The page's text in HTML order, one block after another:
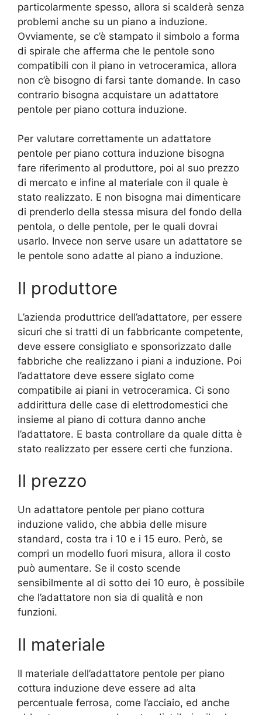
particolarmente spesso, allora si scalderà senza
problemi anche su un piano a induzione.
Ovviamente, se c’è stampato il simbolo a forma
di spirale che afferma che le pentole sono
compatibili con il piano in vetroceramica, allora
non c’è bisogno di farsi tante domande. In caso
contrario bisogna acquistare un adattatore
pentole per piano cottura induzione.
Per valutare correttamente un adattatore
pentole per piano cottura induzione bisogna
fare riferimento al produttore, poi al suo prezzo
di mercato e infine al materiale con il quale è
stato realizzato. E non bisogna mai dimenticare
di prenderlo della stessa misura del fondo della
pentola, o delle pentole, per le quali dovrai
usarlo. Invece non serve usare un adattatore se
le pentole sono adatte al piano a induzione.
Il produttore
L’azienda produttrice dell’adattatore, per essere
sicuri che si tratti di un fabbricante competente,
deve essere consigliato e sponsorizzato dalle
fabbriche che realizzano i piani a induzione. Poi
l’adattatore deve essere siglato come
compatibile ai piani in vetroceramica. Ci sono
addirittura delle case di elettrodomestici che
insieme al piano di cottura danno anche
l’adattatore. E basta controllare da quale ditta è
stato realizzato per essere certi che funziona.
Il prezzo
Un adattatore pentole per piano cottura
induzione valido, che abbia delle misure
standard, costa tra i 10 e i 15 euro. Però, se
compri un modello fuori misura, allora il costo
può aumentare. Se il costo scende
sensibilmente al di sotto dei 10 euro, è possibile
che l’adattatore non sia di qualità e non
funzioni.
Il materiale
Il materiale dell’adattatore pentole per piano
cottura induzione deve essere ad alta
percentuale ferrosa, come l’acciaio, ed anche